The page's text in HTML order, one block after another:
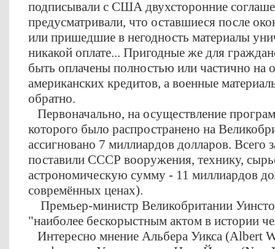
подписывали с США двухсторонние
предусматривали, что оставшиеся после
или пришедшие в негодность материалы
никакой оплате... Пригодные же для
быть оплачены полностью или частично на
американских кредитов, а военные
обратно.
Первоначально, на осуществление
которого было распространено на
ассигновано 7 миллиардов долларов.
поставили СССР вооружения, технику,
астрономическую сумму - 11 миллиардов
совремённых ценах).
Премьер-министр Великобритании
"наиболее бескорыстным актом в истории
Интересно мнение Альбера Уикса (Albert